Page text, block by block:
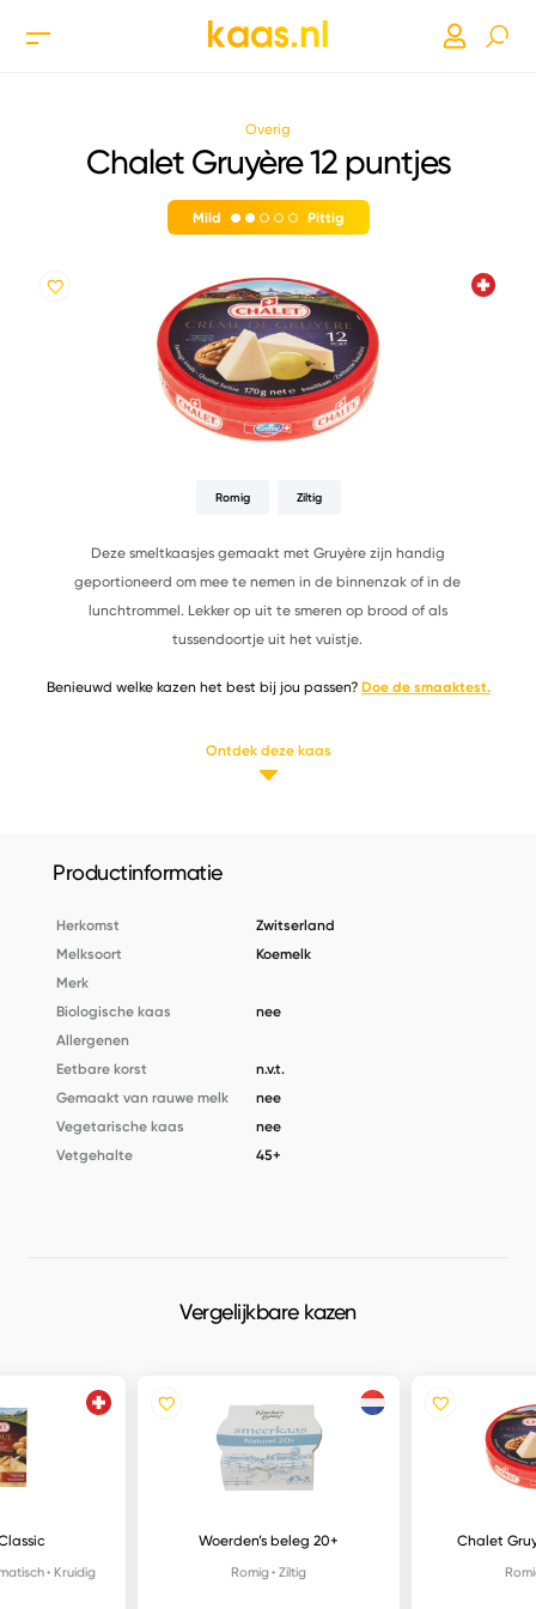
Overig
Chalet Gruyère 12 puntjes
Mild Pittig
Romig Ziltig
Deze smeltkaasjes gemaakt met Gruyère zijn handig
geportioneerd om mee te nemen in de binnenzak of in de
lunchtrommel. Lekker op uit te smeren op brood of als
tussendoortje uit het vuistje.
Benieuwd welke kazen het best bij jou passen? Doe de smaaktest.
Ontdek deze kaas
Productinformatie
Herkomst
Zwitserland
Melksoort
Koemelk
Merk
Biologische kaas
nee
Allergenen
Eetbare korst
n.v.t.
Gemaakt van rauwe melk
nee
Vegetarische kaas
nee
Vetgehalte
45+
Vergelijkbare kazen
Kruidig
Woerden’s beleg 20+
Romig Ziltig
Chalet